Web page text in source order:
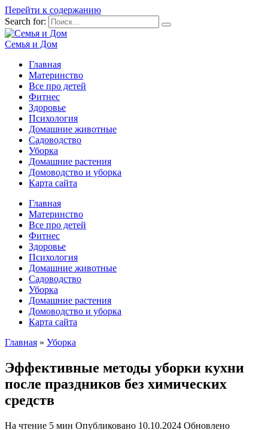
Перейти к содержанию
Search for:
Семья и Дом
Главная
Материнство
Все про детей
Фитнес
Здоровье
Психология
Домашние животные
Садоводство
Уборка
Домашние растения
Домоводство и уборка
Карта сайта
Главная
Материнство
Все про детей
Фитнес
Здоровье
Психология
Домашние животные
Садоводство
Уборка
Домашние растения
Домоводство и уборка
Карта сайта
Главная » Уборка
Эффективные методы уборки кухни
после праздников без химических
средств
На чтение 5 мин Опубликовано 10.10.2024 Обновлено